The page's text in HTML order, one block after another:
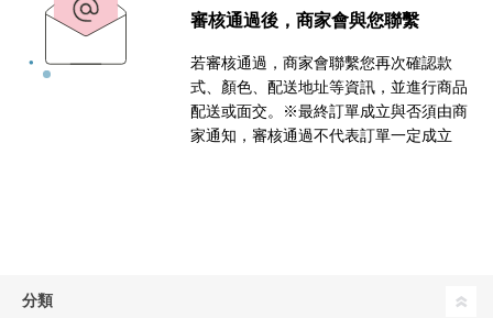
審核通過後，商家會與您聯繫
若審核通過，商家會聯繫您再次確認款
式、顏色、配送地址等資訊，並進行商品
配送或面交。※最終訂單成立與否須由商
家通知，審核通過不代表訂單一定成立
分類